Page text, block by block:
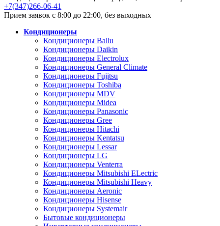
+7(347)266-06-41
Прием заявок с 8:00 до 22:00, без выходных
Кондиционеры
Кондиционеры Ballu
Кондиционеры Daikin
Кондиционеры Electrolux
Кондиционеры General Climate
Кондиционеры Fujitsu
Кондиционеры Toshiba
Кондиционеры MDV
Кондиционеры Midea
Кондиционеры Panasonic
Кондиционеры Gree
Кондиционеры Hitachi
Кондиционеры Kentatsu
Кондиционеры Lessar
Кондиционеры LG
Кондиционеры Venterra
Кондиционеры Mitsubishi ELectric
Кондиционеры Mitsubishi Heavy
Кондиционеры Aeronic
Кондиционеры Hisense
Кондиционеры Systemair
Бытовые кондиционеры